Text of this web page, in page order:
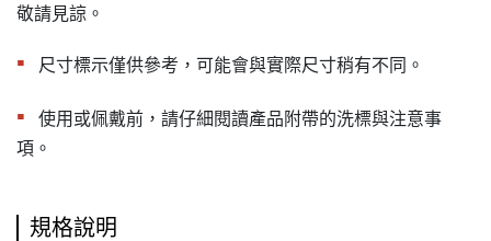
敬請見諒。
▪︎ 尺寸標示僅供參考，可能會與實際尺寸稍有不同。
▪︎ 使用或佩戴前，請仔細閱讀產品附帶的洗標與注意事
項。
規格說明